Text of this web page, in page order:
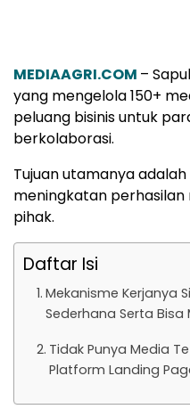
MEDIAAGRI.COM –
yang mengelola 150+
peluang bisinis untuk
berkolaborasi.
Tujuan utamanya
meningkatan perhasilan
pihak.
Daftar Isi
Mekanisme Kerjanya
Sederhana Serta Bisa
Tidak Punya Media
Platform Landing